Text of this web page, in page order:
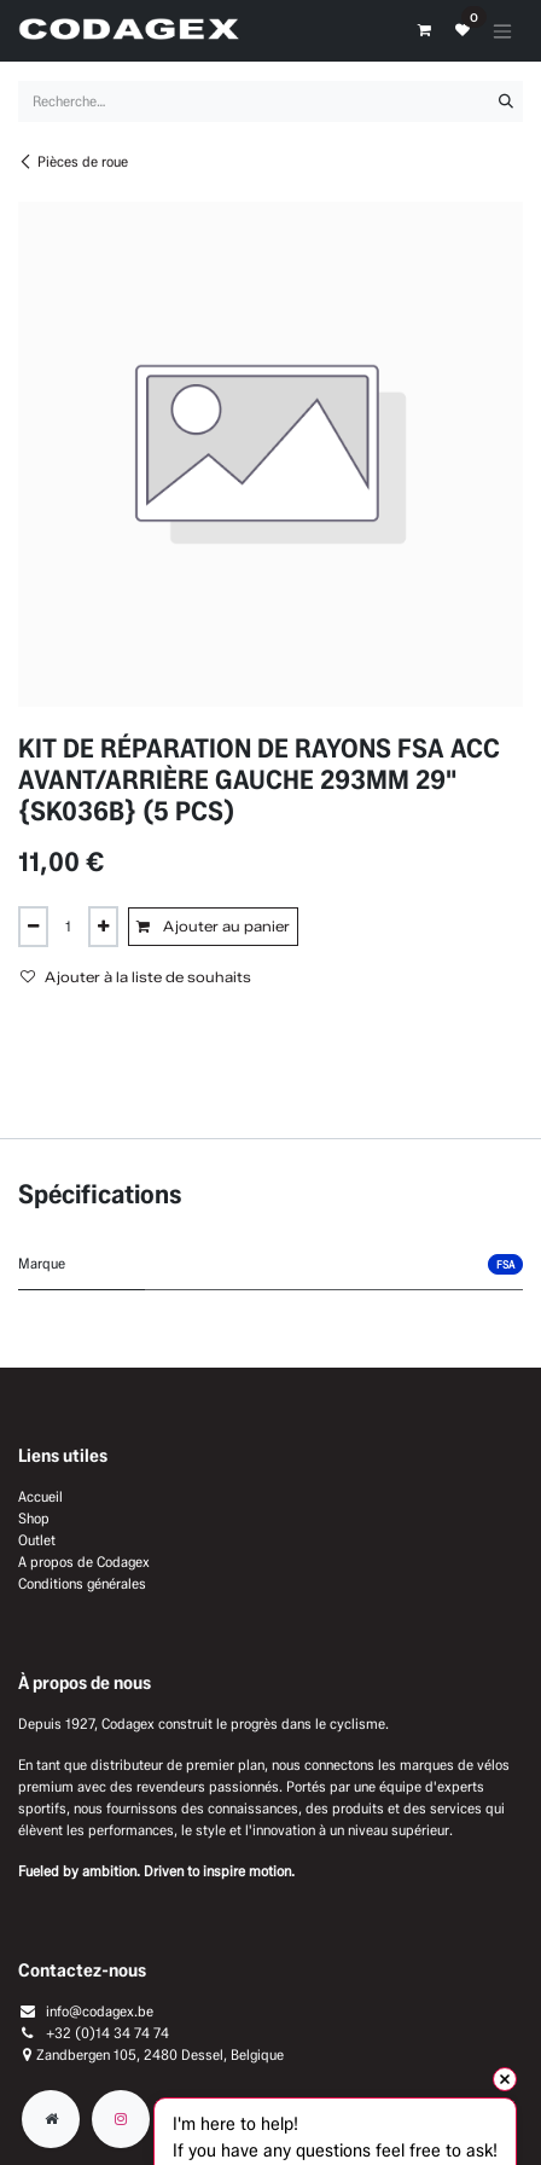
0
Pièces de roue
KIT DE RÉPARATION DE RAYONS FSA ACC
AVANT/ARRIÈRE GAUCHE 293MM 29"
{SK036B} (5 PCS)
11,00 €
Ajouter au panier
Ajouter à la liste de souhaits
Spécifications
Marque FSA
Liens utiles
Accueil
Shop
Outlet
A propos de Codagex
Conditions générales
À propos de nous
Depuis 1927, Codagex construit le progrès dans le cyclisme.
En tant que distributeur de premier plan, nous connectons les marques de vélos
premium avec des revendeurs passionnés. Portés par une équipe d'experts
sportifs, nous fournissons des connaissances, des produits et des services qui
élèvent les performances, le style et l'innovation à un niveau supérieur.
Fueled by ambition. Driven to inspire motion.
Contactez-nous
info@codagex.be
+32 (0)14 34 74 74​
Zandbergen 105, 2480 Dessel, Belgique
I'm here to help!
If you have any questions feel free to ask!